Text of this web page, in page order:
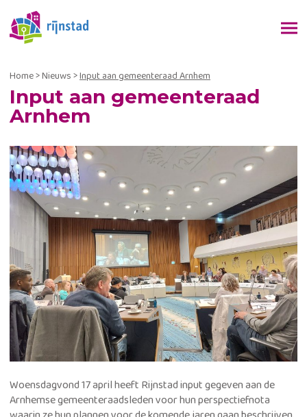
Home>Nieuws>Input aan gemeenteraad Arnhem
Input aan gemeenteraad
Arnhem
Woensdagvond 17 april heeft Rijnstad input gegeven aan de
Arnhemse gemeenteraadsleden voor hun perspectiefnota